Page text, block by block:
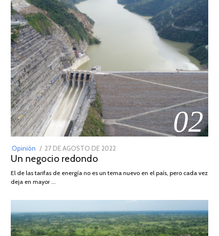
02
Opinión
POSTED
ON
27 DE AGOSTO DE 2022
DE
Un negocio redondo
El de las tarifas de energía no es un tema nuevo en el país, pero cada vez
deja en mayor …